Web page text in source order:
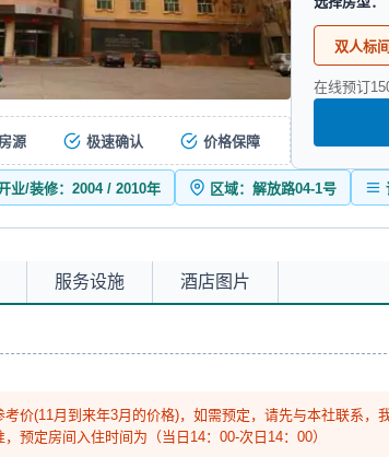
源 极速确认 价格保障
双人标间
在线预订
业/装修：2004 / 2010年 区域：解放路04-1号
服务设施 酒店图片
价(11月到来年3月的价格)，如需预定，请先与本社联系，
预定房间入住时间为（当日14：00-次日14：00）